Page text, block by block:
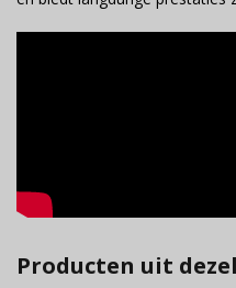
Producten uit